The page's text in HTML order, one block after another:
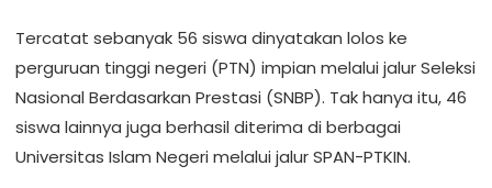
Tercatat sebanyak 56 siswa dinyatakan lolos ke
perguruan tinggi negeri (PTN) impian melalui jalur Seleksi
Nasional Berdasarkan Prestasi (SNBP). Tak hanya itu, 46
siswa lainnya juga berhasil diterima di berbagai
Universitas Islam Negeri melalui jalur SPAN-PTKIN.